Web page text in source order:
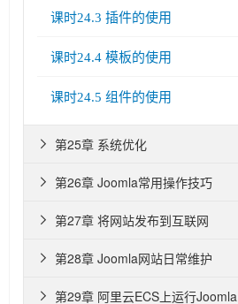
课时24.3 插件的使用
课时24.4 模板的使用
课时24.5 组件的使用
第25章 系统优化

第26章 Joomla常用操作技巧

第27章 将网站发布到互联网

第28章 Joomla网站日常维护

第29章 阿里云ECS上运行Joomla
